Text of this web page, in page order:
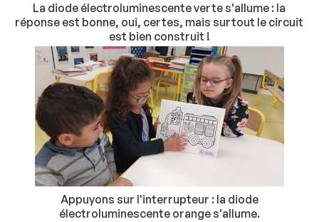
La diode électroluminescente verte s'allume : la
réponse est bonne, oui, certes, mais surtout le circuit
est bien construit !
Appuyons sur l'interrupteur : la diode
électroluminescente orange s'allume.